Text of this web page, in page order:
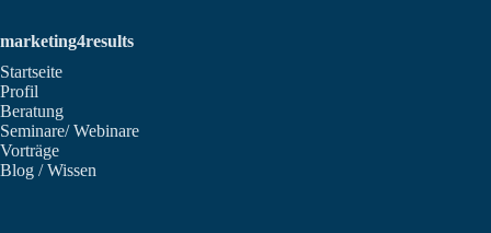
marketing4results
Startseite
Profil
Beratung
Seminare/ Webinare
Vorträge
Blog / Wissen